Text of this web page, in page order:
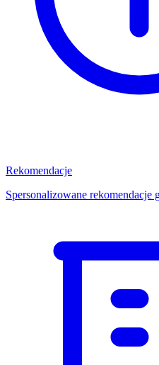
Rekomendacje
Spersonalizowane rekomendacje